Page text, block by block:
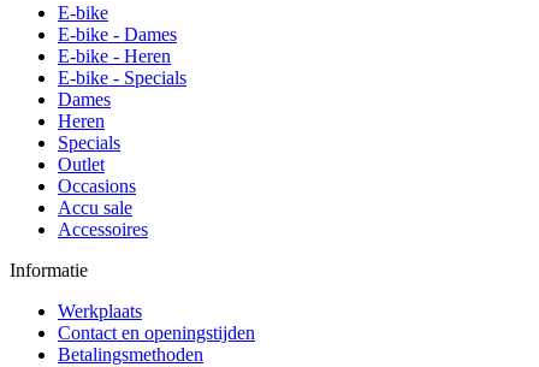
E-bike
E-bike - Dames
E-bike - Heren
E-bike - Specials
Dames
Heren
Specials
Outlet
Occasions
Accu sale
Accessoires
Informatie
Werkplaats
Contact en openingstijden
Betalingsmethoden